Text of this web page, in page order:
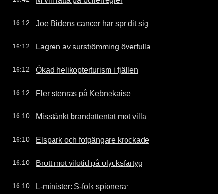
16:12 Joe Bidens cancer har spridit sig
16:12 Lagren av surströmming överfulla
16:12 Ökad helikopterturism i fjällen
16:12 Fler stenras på Kebnekaise
16:10 Misstänkt brandattentat mot villa
16:10 Elspark och fotgängare krockade
16:10 Brott mot vilotid på olycksfartyg
16:10 L-minister: S-folk spionerar